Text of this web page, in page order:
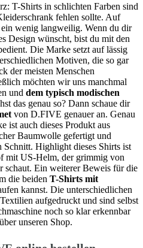
T-Shirts in schlichten Farben sind
fehlen sollte. Auf
wenig langweilig. Wenn du dir
Design wünscht, bist du mit den
Die Marke setzt auf lässig
Motiven, die so gar
der meisten Menschen
möchten wir uns manchmal
und dem typisch modischen
das genau so? Dann schaue dir
von D.FIVE genauer an. Genau
ist auch dieses Produkt aus
Baumwolle gefertigt und
Schnitt. Highlight dieses Shirts ist
mit US-Helm, der grimmig von
schaut. Ein weiterer Beweis für die
die beiden T-Shirts mit
kannst. Die unterschiedlichen
aufgedruckt und sind selbst
noch so klar erkennbar
unseren Shop.